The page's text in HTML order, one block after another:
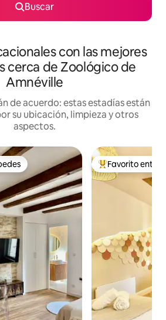
Buscar
con las mejores
cerca de Zoológico de
Amnéville
de acuerdo: estas estadías están
su ubicación, limpieza y otros
aspectos.
Favorito entre
Favorito entre